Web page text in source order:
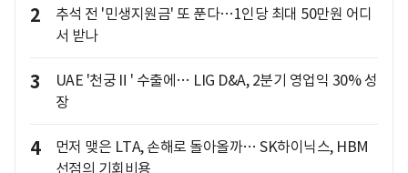
2
추석 전 '민생지원금' 또 푼다…1인당 최대 50만원 어디
서 받나
3
UAE '천궁Ⅱ' 수출에… LIG D&A, 2분기 영업익 30% 성
장
4
먼저 맺은 LTA, 손해로 돌아올까… SK하이닉스, HBM
선점의 기회비용